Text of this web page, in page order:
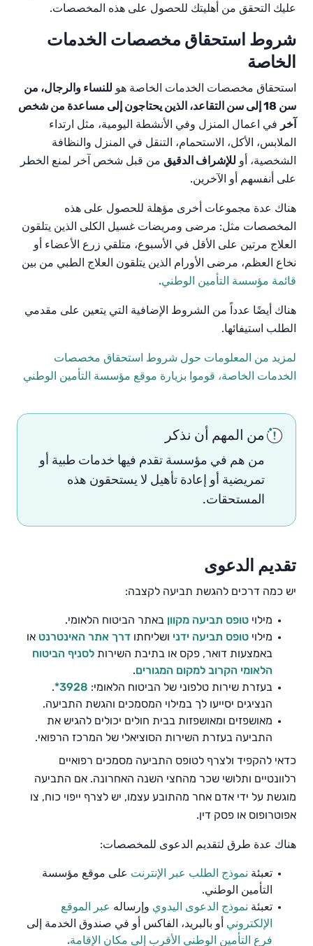
عليك التحقق من أهليتك للحصول على هذه المخصصات.
شروط استحقاق مخصصات الخدمات
الخاصة
استحقاق مخصصات الخدمات الخاصة هو للنساء والرجال، من
سن 18 إلى سن التقاعد، الذين يحتاجون إلى مساعدة من شخص
آخر في اعمال المنزل وفي الأنشطة اليومية، مثل ارتداء
الملابس، الأكل، الاستحمام، التنقل في المنزل والنظافة
الشخصية، أو للإشراف الدقيق من قبل شخص آخر لمنع الخطر
على أنفسهم أو الآخرين.
هناك عدة مجموعات أخرى مؤهلة للحصول على هذه
المخصصات مثل: مرضى ومريضات غسيل الكلى الذين يتلقون
العلاج مرتين على الأقل في الأسبوع، متلقي زرع الأعضاء أو
نخاع العظم، مرضى الأورام الذين يتلقون العلاج الطبي من بين
قائمة مؤسسة التأمين الوطني.
هناك أيضًا عدداً من الشروط الإضافية التي يتعين على مقدمي
الطلب استيفائها.
لمزيد من المعلومات حول شروط استحقاق مخصصات
الخدمات الخاصة، قوموا بزيارة موقع مؤسسة التأمين الوطني
من المهم أن نذكر
من هم في مؤسسة تقدم فيها خدمات طبية أو
تمريضية أو إعادة تأهيل لا يستحقون هذه
المستحقات.
تقديم الدعوى
יש כמה דרכים להגשת תביעה לקצבה:
מילוי טופס תביעה מקוון באתר הביטוח הלאומי.
מילוי טופס תביעה ידני ושליחתו דרך אתר האינטרנט או
באמצעות דואר, פקס או בתיבת השירות לסניף הביטוח
הלאומי הקרוב למקום המגורים.
בעזרת שירות טלפוני של הביטוח הלאומי: 3928*
.
הנציגים יסייעו לך במילוי המסמכים והגשת התביעה.
מאושפזים ומאושפזות בבית חולים יכולים להגיש את
התביעה בעזרת השירות הסוציאלי של המרכז הרפואי.
כדאי להקפיד ולצרף לטופס התביעה מסמכים רפואיים
רלוונטיים ותלושי שכר מהחצי השנה האחרונה. אם התביעה
מוגשת על ידי אדם אחר מהתובע עצמו, יש לצרף ייפוי כוח, צו
אפוטרופוס או פסק דין.
هناك عدة طرق لتقديم الدعوى للمخصصات:
تعبئة نموذج الطلب عبر الإنترنت على موقع مؤسسة
التأمين الوطني.
تعبئة نموذج الدعوى اليدوي وإرساله عبر الموقع
الإلكتروني أو بالبريد، الفاكس أو في صندوق الخدمة إلى
فرع التأمين الوطني الأقرب إلى مكان الإقامة.